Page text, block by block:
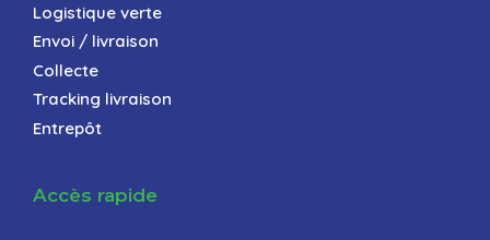
Logistique verte
Envoi / livraison
Collecte
Tracking livraison
Entrepôt
Accès rapide